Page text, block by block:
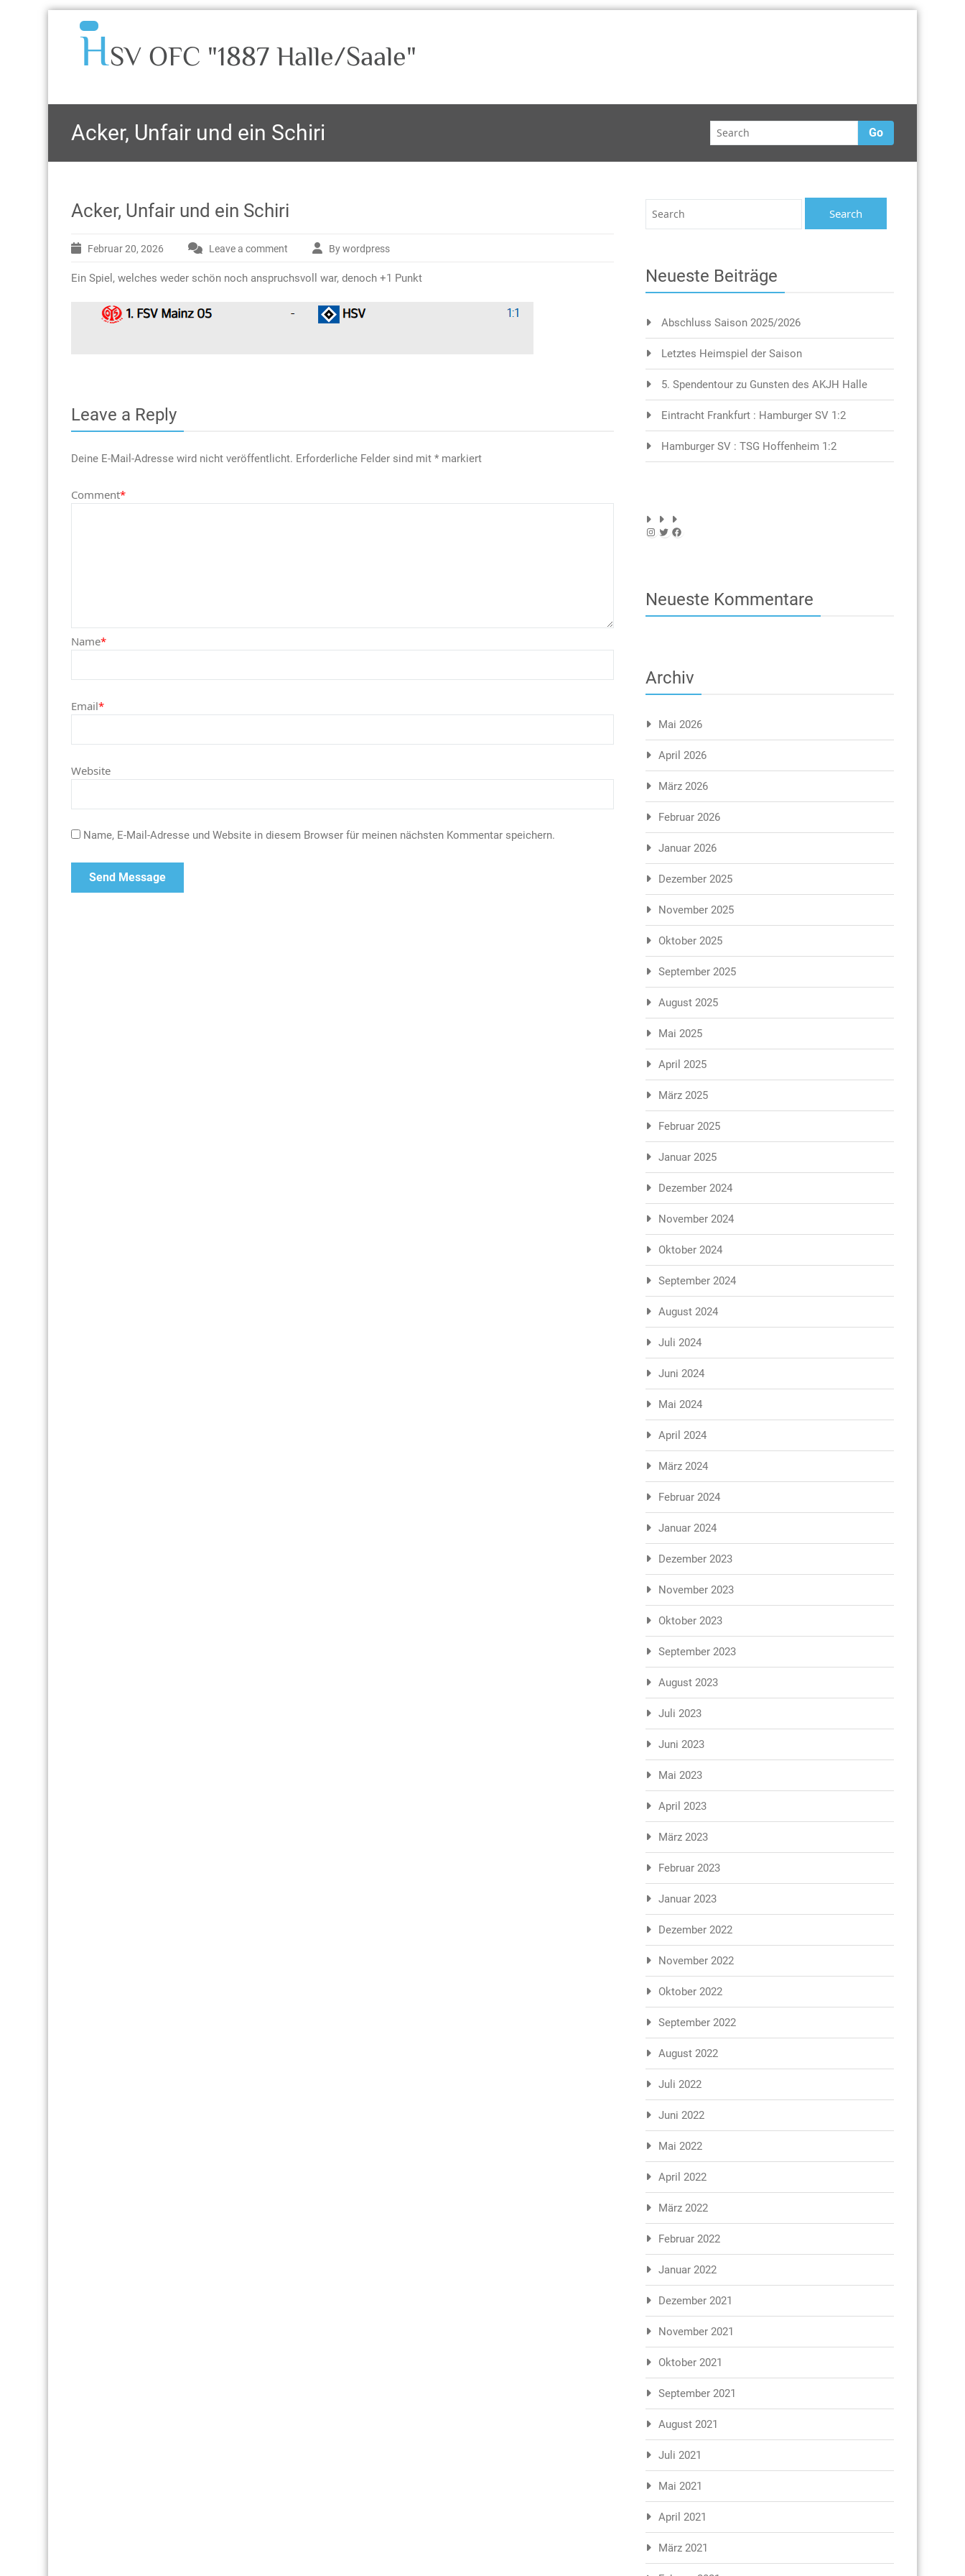
HSV OFC "1887 Halle/Saale"
Acker, Unfair und ein Schiri Go
Acker, Unfair und ein Schiri
Februar 20, 2026 Leave a comment By wordpress
Ein Spiel, welches weder schön noch anspruchsvoll war, denoch +1 Punkt
Leave a Reply
Deine E-Mail-Adresse wird nicht veröffentlicht. Erforderliche Felder sind mit * markiert
Comment*
Name*
Email*
Website
Name, E-Mail-Adresse und Website in diesem Browser für meinen nächsten Kommentar speichern.
Neueste Beiträge
Abschluss Saison 2025/2026
Letztes Heimspiel der Saison
5. Spendentour zu Gunsten des AKJH Halle
Eintracht Frankfurt : Hamburger SV 1:2
Hamburger SV : TSG Hoffenheim 1:2
Instagram
TwitterFacebook
Neueste Kommentare
Archiv
Mai 2026
April 2026
März 2026
Februar 2026
Januar 2026
Dezember 2025
November 2025
Oktober 2025
September 2025
August 2025
Mai 2025
April 2025
März 2025
Februar 2025
Januar 2025
Dezember 2024
November 2024
Oktober 2024
September 2024
August 2024
Juli 2024
Juni 2024
Mai 2024
April 2024
März 2024
Februar 2024
Januar 2024
Dezember 2023
November 2023
Oktober 2023
September 2023
August 2023
Juli 2023
Juni 2023
Mai 2023
April 2023
März 2023
Februar 2023
Januar 2023
Dezember 2022
November 2022
Oktober 2022
September 2022
August 2022
Juli 2022
Juni 2022
Mai 2022
April 2022
März 2022
Februar 2022
Januar 2022
Dezember 2021
November 2021
Oktober 2021
September 2021
August 2021
Juli 2021
Mai 2021
April 2021
März 2021